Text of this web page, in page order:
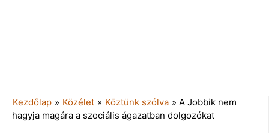
Kezdőlap » Közélet » Köztünk szólva » A Jobbik nem
hagyja magára a szociális ágazatban dolgozókat